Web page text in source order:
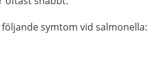
symtom vid salmonella: